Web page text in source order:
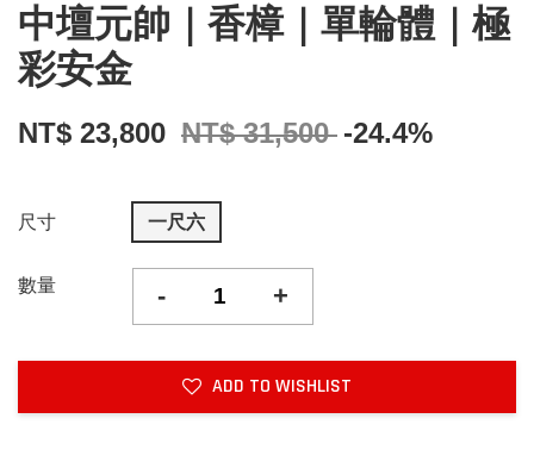
中壇元帥｜香樟｜單輪體｜極
彩安金
NT$ 23,800 NT$ 31,500 -24.4%
尺寸 一尺六
數量 - +
ADD TO WISHLIST